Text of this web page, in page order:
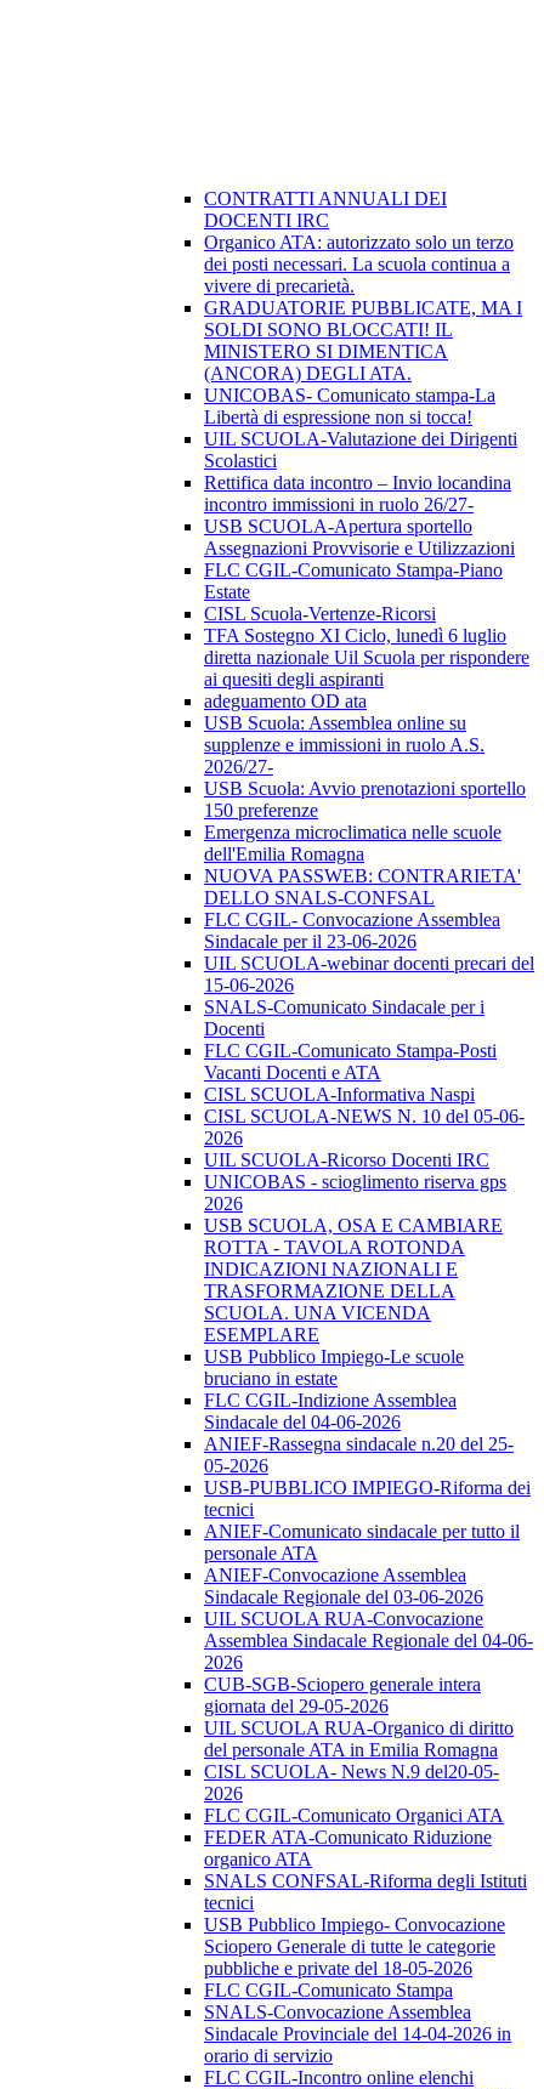
CONTRATTI ANNUALI DEI
DOCENTI IRC
Organico ATA: autorizzato solo un terzo
dei posti necessari. La scuola continua a
vivere di precarietà.
GRADUATORIE PUBBLICATE, MA I
SOLDI SONO BLOCCATI! IL
MINISTERO SI DIMENTICA
(ANCORA) DEGLI ATA.
UNICOBAS- Comunicato stampa-La
Libertà di espressione non si tocca!
UIL SCUOLA-Valutazione dei Dirigenti
Scolastici
Rettifica data incontro – Invio locandina
incontro immissioni in ruolo 26/27-
USB SCUOLA-Apertura sportello
Assegnazioni Provvisorie e Utilizzazioni
FLC CGIL-Comunicato Stampa-Piano
Estate
CISL Scuola-Vertenze-Ricorsi
TFA Sostegno XI Ciclo, lunedì 6 luglio
diretta nazionale Uil Scuola per rispondere
ai quesiti degli aspiranti
adeguamento OD ata
USB Scuola: Assemblea online su
supplenze e immissioni in ruolo A.S.
2026/27-
USB Scuola: Avvio prenotazioni sportello
150 preferenze
Emergenza microclimatica nelle scuole
dell'Emilia Romagna
NUOVA PASSWEB: CONTRARIETA'
DELLO SNALS-CONFSAL
FLC CGIL- Convocazione Assemblea
Sindacale per il 23-06-2026
UIL SCUOLA-webinar docenti precari del
15-06-2026
SNALS-Comunicato Sindacale per i
Docenti
FLC CGIL-Comunicato Stampa-Posti
Vacanti Docenti e ATA
CISL SCUOLA-Informativa Naspi
CISL SCUOLA-NEWS N. 10 del 05-06-
2026
UIL SCUOLA-Ricorso Docenti IRC
UNICOBAS - scioglimento riserva gps
2026
USB SCUOLA, OSA E CAMBIARE
ROTTA - TAVOLA ROTONDA
INDICAZIONI NAZIONALI E
TRASFORMAZIONE DELLA
SCUOLA. UNA VICENDA
ESEMPLARE
USB Pubblico Impiego-Le scuole
bruciano in estate
FLC CGIL-Indizione Assemblea
Sindacale del 04-06-2026
ANIEF-Rassegna sindacale n.20 del 25-
05-2026
USB-PUBBLICO IMPIEGO-Riforma dei
tecnici
ANIEF-Comunicato sindacale per tutto il
personale ATA
ANIEF-Convocazione Assemblea
Sindacale Regionale del 03-06-2026
UIL SCUOLA RUA-Convocazione
Assemblea Sindacale Regionale del 04-06-
2026
CUB-SGB-Sciopero generale intera
giornata del 29-05-2026
UIL SCUOLA RUA-Organico di diritto
del personale ATA in Emilia Romagna
CISL SCUOLA- News N.9 del20-05-
2026
FLC CGIL-Comunicato Organici ATA
FEDER ATA-Comunicato Riduzione
organico ATA
SNALS CONFSAL-Riforma degli Istituti
tecnici
USB Pubblico Impiego- Convocazione
Sciopero Generale di tutte le categorie
pubbliche e private del 18-05-2026
FLC CGIL-Comunicato Stampa
SNALS-Convocazione Assemblea
Sindacale Provinciale del 14-04-2026 in
orario di servizio
FLC CGIL-Incontro online elenchi